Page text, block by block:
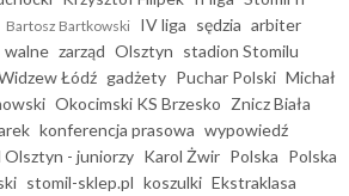
Bartosz Bartkowski IV liga sędzia arbiter
walne zarząd Olsztyn stadion Stomilu
Łódź gadżety Puchar Polski Michał
Okocimski KS Brzesko Znicz Biała
konferencja prasowa wypowiedź
Olsztyn - juniorzy Karol Żwir Polska Polska
stomil-sklep.pl koszulki Ekstraklasa